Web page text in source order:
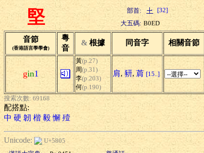
堅 部首: [32]
大五碼: B0ED
音節
(香港語言學學會)
粵
音
& 根據 同音字 相關音節
gin1
黃(p.27)
周(p.31)
李(p.203)
何(p.190)
肩, 豜, 菺 [15..]
搜索次數: 69168
配搭點:
中 硬 韌 楷 毅 懈 殪
Unicode:
U+5805